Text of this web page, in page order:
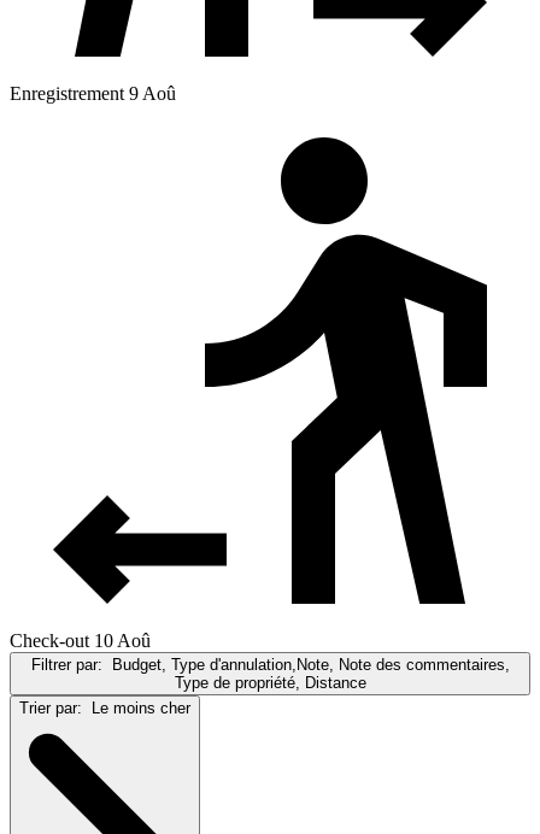
Enregistrement 9 Aoû
Check-out 10 Aoû
Filtrer par: Budget, Type d'annulation,Note, Note des commentaires,
Type de propriété, Distance
Trier par: Le moins cher